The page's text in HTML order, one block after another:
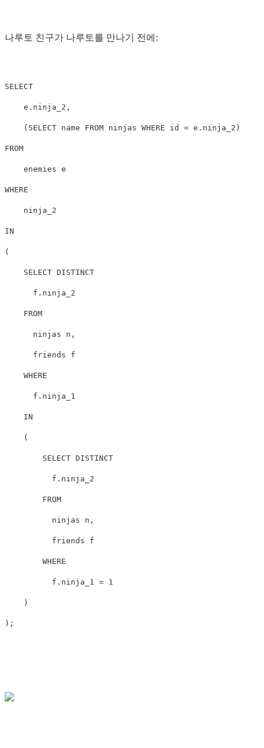
나루토 친구가 나루토를 만나기 전에:
SELECT
e . ninja_2 ,
( SELECT name FROM ninjas WHERE id = e . ninja_2 )
FROM
enemies e
WHERE
ninja_2
IN
(
SELECT DISTINCT
f . ninja_2
FROM
ninjas n ,
friends f
WHERE
f . ninja_1
IN
(
SELECT DISTINCT
f . ninja_2
FROM
ninjas n ,
friends f
WHERE
f . ninja_1 = 1
)
);